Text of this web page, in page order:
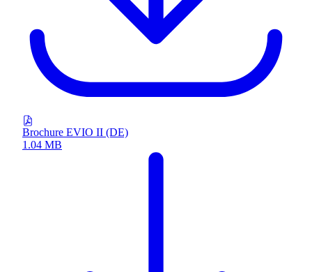
Brochure EVIO II (DE)
1.04 MB